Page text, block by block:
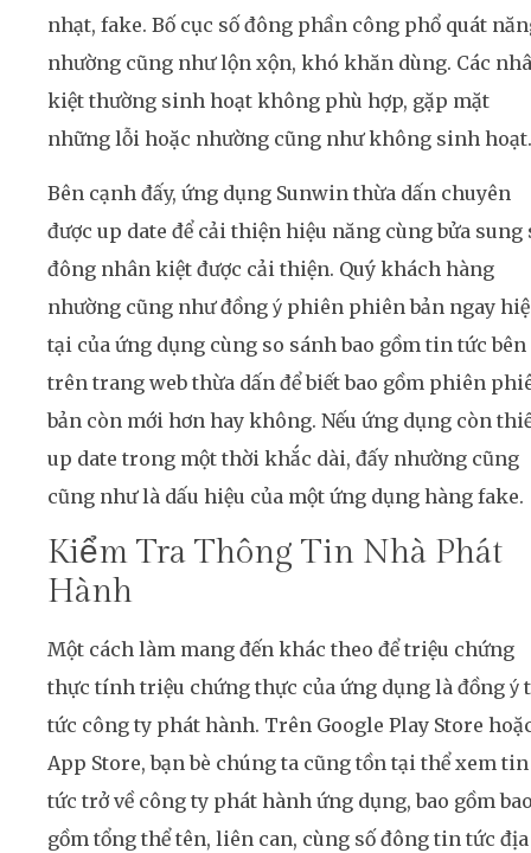
nhạt, fake. Bố cục số đông phần công phổ quát
nhường cũng như lộn xộn, khó khăn dùng. Các
kiệt thường sinh hoạt không phù hợp, gặp mặt
những lỗi hoặc nhường cũng như không sinh hoạt.
Bên cạnh đấy, ứng dụng Sunwin thừa dấn chuyên
được up date để cải thiện hiệu năng cùng bửa sung
đông nhân kiệt được cải thiện. Quý khách hàng
nhường cũng như đồng ý phiên phiên bản ngay
tại của ứng dụng cùng so sánh bao gồm tin tức bên
trên trang web thừa dấn để biết bao gồm phiên
bản còn mới hơn hay không. Nếu ứng dụng còn
up date trong một thời khắc dài, đấy nhường cũng
cũng như là dấu hiệu của một ứng dụng hàng fake.
Kiểm Tra Thông Tin Nhà Phát
Hành
Một cách làm mang đến khác theo để triệu chứng
thực tính triệu chứng thực của ứng dụng là đồng ý
tức công ty phát hành. Trên Google Play Store
App Store, bạn bè chúng ta cũng tồn tại thể xem tin
tức trở về công ty phát hành ứng dụng, bao gồm
gồm tổng thể tên, liên can, cùng số đông tin tức địa